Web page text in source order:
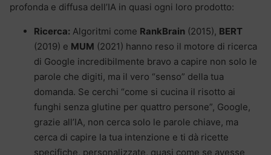
profonda e diffusa dell’IA in quasi ogni loro prodotto:
Ricerca: Algoritmi come RankBrain (2015), BERT
(2019) e MUM (2021) hanno reso il motore di ricerca
di Google incredibilmente bravo a capire non solo le
parole che digiti, ma il vero “senso” della tua
domanda. Se cerchi “come si cucina il risotto ai
funghi senza glutine per quattro persone”, Google,
grazie all’IA, non cerca solo le parole chiave, ma
cerca di capire la tua intenzione e ti dà ricette
specifiche, personalizzate, quasi come se avesse